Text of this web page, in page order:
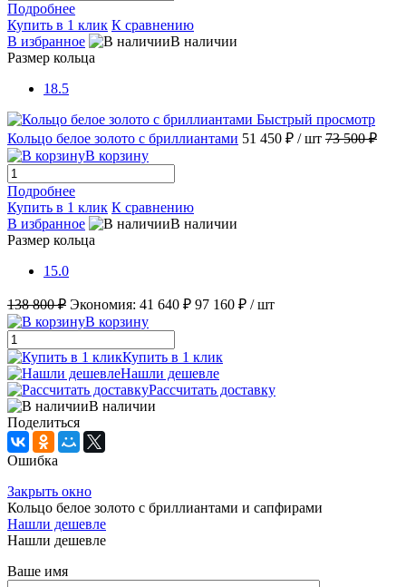
Подробнее
Купить в 1 клик К сравнению
В избранное
В наличии
Размер кольца
18.5
Быстрый просмотр
Кольцо белое золото с бриллиантами 51 450 ₽ / шт 73 500 ₽
В корзину
Подробнее
Купить в 1 клик К сравнению
В избранное
В наличии
Размер кольца
15.0
138 800 ₽ Экономия: 41 640 ₽ 97 160 ₽ / шт
В корзину
Купить в 1 клик
Нашли дешевле
Рассчитать доставку
В наличии
Поделиться
Ошибка
Закрыть окно
Кольцо белое золото с бриллиантами и сапфирами
Нашли дешевле
Нашли дешевле
Ваше имя